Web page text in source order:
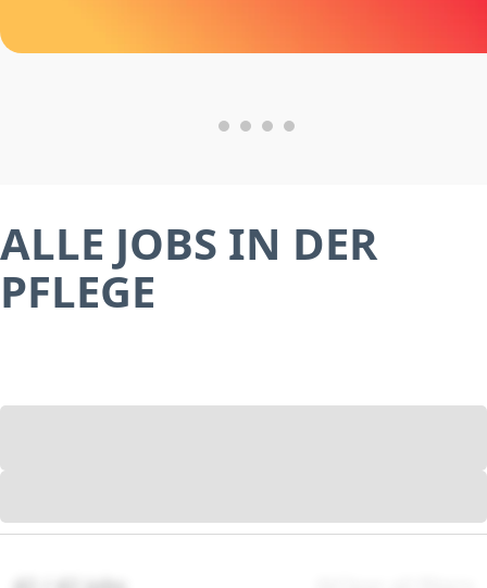
ALLE JOBS IN DER
PFLEGE